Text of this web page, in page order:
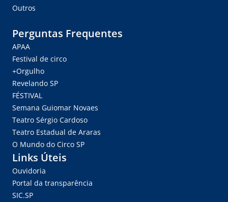
Outros
Perguntas Frequentes
APAA
Festival de circo
+Orgulho
Revelando SP
FÉSTIVAL
Semana Guiomar Novaes
Teatro Sérgio Cardoso
Teatro Estadual de Araras
O Mundo do Circo SP
Links Úteis
Ouvidoria
Portal da transparência
SIC.SP